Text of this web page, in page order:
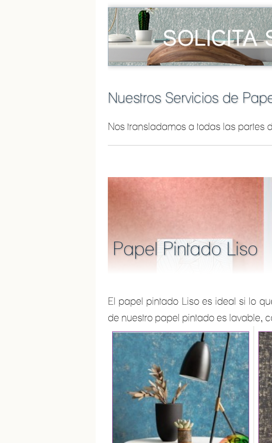
Nuestros Servicios de
Nos transladamos a todas las partes
Papel Pintado Liso
El papel pintado Liso es ideal si lo
de nuestro papel pintado es lavable,